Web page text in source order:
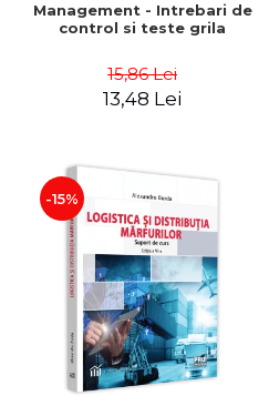
Management - Intrebari de
control si teste grila
15,86 Lei
13,48 Lei
-15%